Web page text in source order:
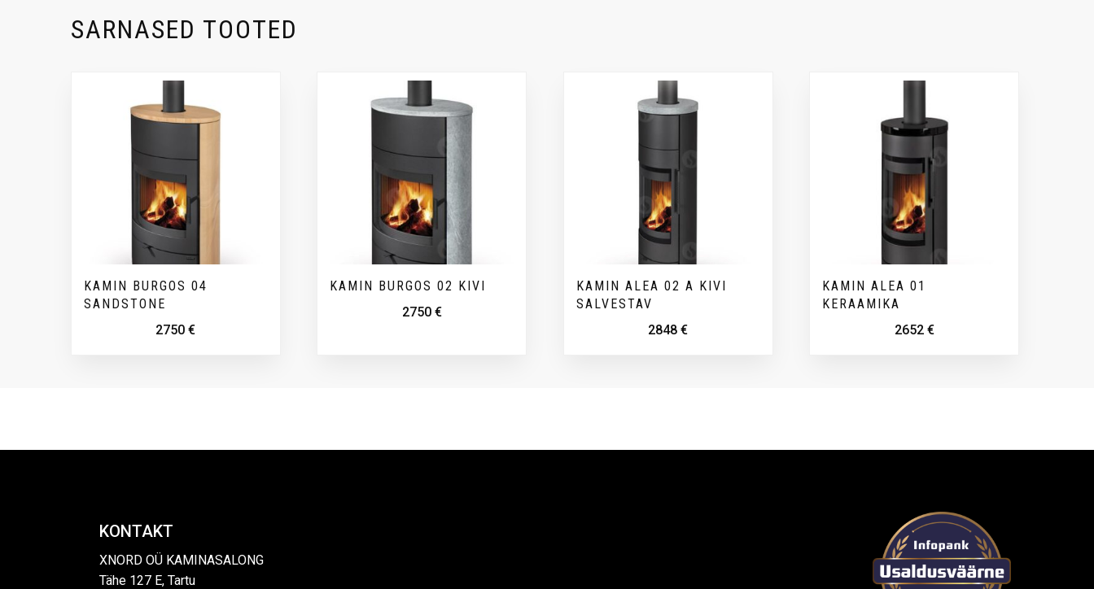
SARNASED TOOTED
KAMIN BURGOS 04
SANDSTONE
2750€
KAMIN BURGOS 02 KIVI
2750 €
KAMIN ALEA 02 A KIVI
SALVESTAV
2848€
KAMIN ALEA 01
KERAAMIKA
2652 €
KONTAKT
XNORD OÜ KAMINASALONG
Tähe 127 E, Tartu